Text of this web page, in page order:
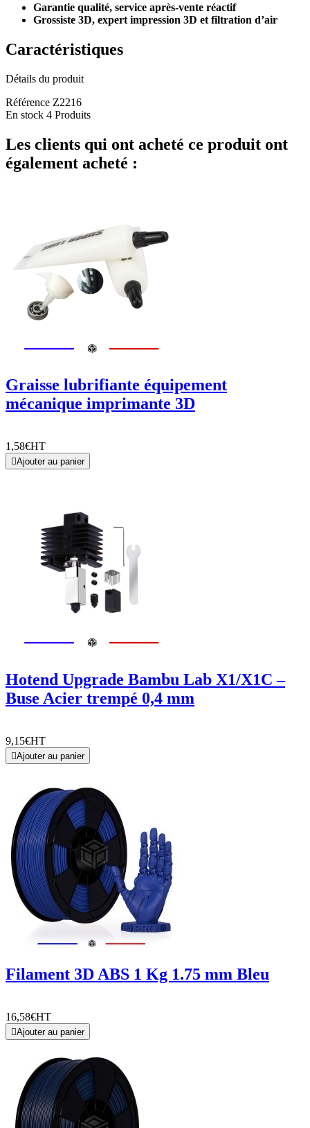
Garantie qualité, service après-vente réactif
Grossiste 3D, expert impression 3D et filtration d’air
Caractéristiques
Détails du produit
Référence Z2216
En stock 4 Produits
Les clients qui ont acheté ce produit ont
également acheté :
Graisse lubrifiante équipement
mécanique imprimante 3D
1,58€HT
Ajouter au panier
Hotend Upgrade Bambu Lab X1/X1C –
Buse Acier trempé 0,4 mm
9,15€HT
Ajouter au panier
Filament 3D ABS 1 Kg 1.75 mm Bleu
16,58€HT
Ajouter au panier